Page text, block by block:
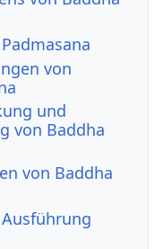
von
und
von Baddha
von Baddha